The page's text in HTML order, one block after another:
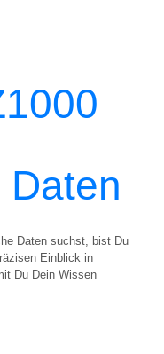
Daten
Daten suchst, bist Du
Einblick in
Du Dein Wissen